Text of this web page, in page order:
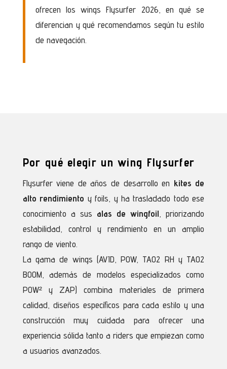
ofrecen los wings Flysurfer 2026, en qué se
diferencian y qué recomendamos según tu estilo
de navegación.
Por qué elegir un wing Flysurfer
Flysurfer viene de años de desarrollo en kites de
alto rendimiento y foils, y ha trasladado todo ese
conocimiento a sus alas de wingfoil , priorizando
estabilidad, control y rendimiento en un amplio
rango de viento.
La gama de wings (AVID, POW, TAO2 RH y TAO2
BOOM, además de modelos especializados como
POW² y ZAP) combina materiales de primera
calidad, diseños específicos para cada estilo y una
construcción muy cuidada para ofrecer una
experiencia sólida tanto a riders que empiezan como
a usuarios avanzados.